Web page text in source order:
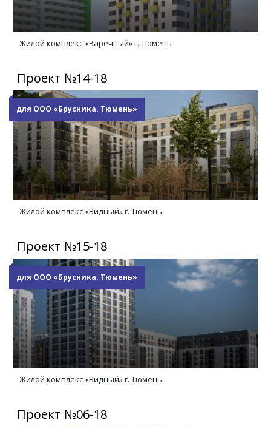
Жилой комплекс «Заречный» г. Тюмень
Проект №14-18
для ООО «Брусника. Тюмень»
Жилой комплекс «Видный» г. Тюмень
Проект №15-18
для ООО «Брусника. Тюмень»
Жилой комплекс «Видный» г. Тюмень
Проект №06-18